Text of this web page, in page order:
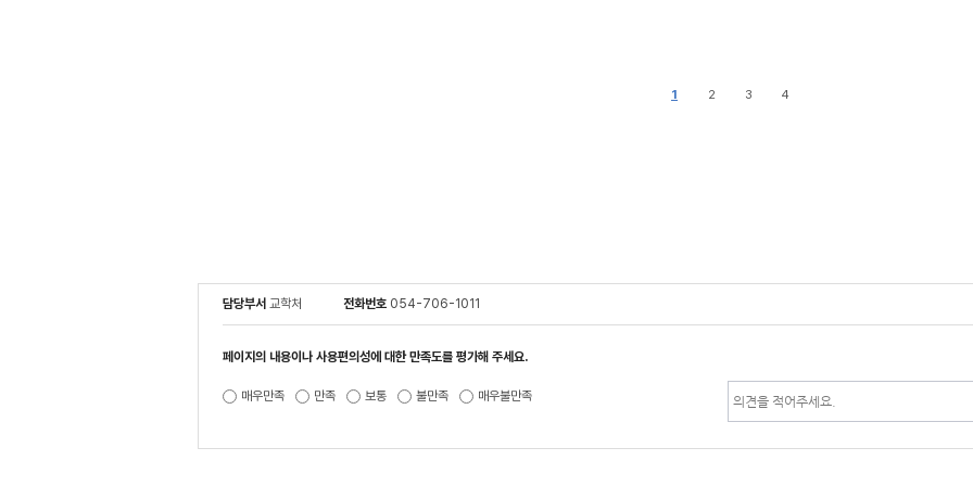
1 2 3 4
담당부서 교학처 전화번호 054-706-1011
페이지의 내용이나 사용편의성에 대한 만족도를 평가해 주세요.
매우만족 만족 보통 불만족 매우불만족